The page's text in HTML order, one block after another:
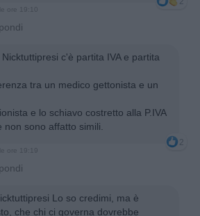
ore 19:10
Nicktuttipresi c'è partita IVA e partita
tra un medico gettonista e un
e lo schiavo costretto alla P.IVA
non sono affatto simili.
2
ore 19:19
Lo so credimi, ma è
che chi ci governa dovrebbe